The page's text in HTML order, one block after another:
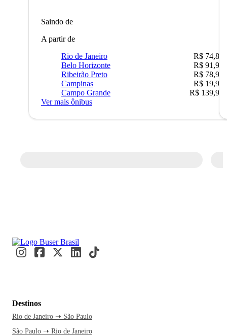
Saindo de
A partir de
Rio de Janeiro
R$ 74,80
Belo Horizonte
R$ 91,90
Ribeirão Preto
R$ 78,90
Campinas
R$ 19,90
Campo Grande
R$ 139,90
Ver mais ônibus
Destinos
Rio de Janeiro ➝ São Paulo
São Paulo ➝ Rio de Janeiro